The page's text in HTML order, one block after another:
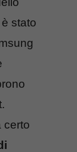
stato
certo